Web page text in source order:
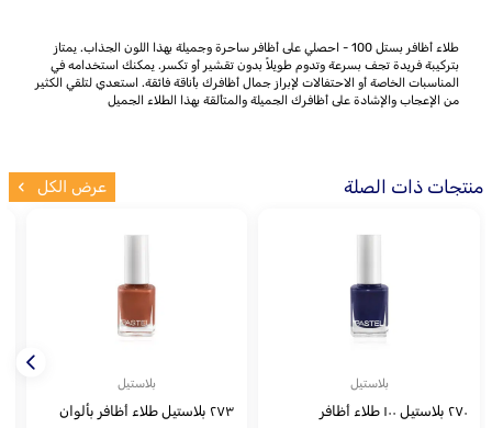
طلاء أظافر بستل 100 - احصلي على أظافر ساحرة وجميلة بهذا اللون الجذاب. يمتاز
بتركيبة فريدة تجف بسرعة وتدوم طويلاً بدون تقشير أو تكسر. يمكنك استخدامه في
المناسبات الخاصة أو الاحتفالات لإبراز جمال أظافرك بأناقة فائقة. استعدي لتلقي الكثير
من الإعجاب والإشادة على أظافرك الجميلة والمتألقة بهذا الطلاء الجميل
منتجات ذات الصلة عرض الكل
بلاستيل
٢٧٠ بلاستيل ١٠٠ طلاء أظافر
بلاستيل
٢٧٣ بلاستيل طلاء أظافر بألوان